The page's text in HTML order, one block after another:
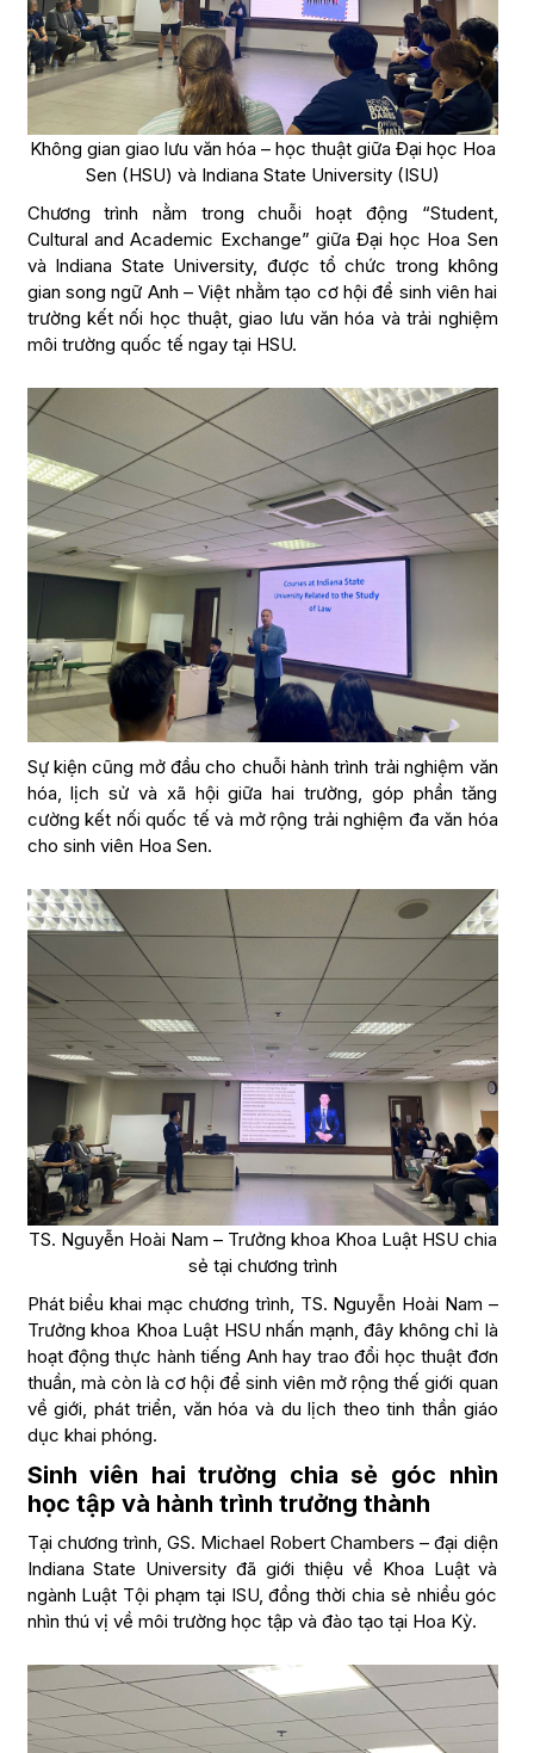
Không gian giao lưu văn hóa – học thuật giữa Đại học Hoa
Sen (HSU) và Indiana State University (ISU)
Chương trình nằm trong chuỗi hoạt động “Student,
Cultural and Academic Exchange” giữa Đại học Hoa Sen
và Indiana State University, được tổ chức trong không
gian song ngữ Anh – Việt nhằm tạo cơ hội để sinh viên hai
trường kết nối học thuật, giao lưu văn hóa và trải nghiệm
môi trường quốc tế ngay tại HSU.
Sự kiện cũng mở đầu cho chuỗi hành trình trải nghiệm văn
hóa, lịch sử và xã hội giữa hai trường, góp phần tăng
cường kết nối quốc tế và mở rộng trải nghiệm đa văn hóa
cho sinh viên Hoa Sen.
TS. Nguyễn Hoài Nam – Trưởng khoa Khoa Luật HSU chia
sẻ tại chương trình
Phát biểu khai mạc chương trình, TS. Nguyễn Hoài Nam –
Trưởng khoa Khoa Luật HSU nhấn mạnh, đây không chỉ là
hoạt động thực hành tiếng Anh hay trao đổi học thuật đơn
thuần, mà còn là cơ hội để sinh viên mở rộng thế giới quan
về giới, phát triển, văn hóa và du lịch theo tinh thần giáo
dục khai phóng.
Sinh viên hai trường chia sẻ góc nhìn
học tập và hành trình trưởng thành
Tại chương trình, GS. Michael Robert Chambers – đại diện
Indiana State University đã giới thiệu về Khoa Luật và
ngành Luật Tội phạm tại ISU, đồng thời chia sẻ nhiều góc
nhìn thú vị về môi trường học tập và đào tạo tại Hoa Kỳ.